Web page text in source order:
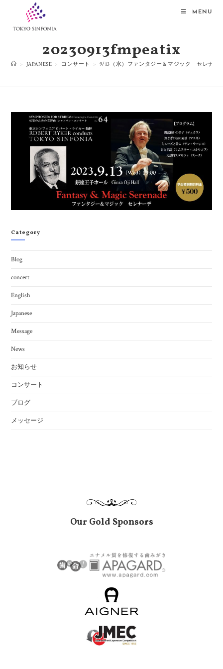
MENU
20230913fmpeatix
> JAPANESE > コンサート > 9/13（水）ファンタジー＆マジック セレナー
Category
Blog
concert
English
Japanese
Message
News
お知らせ
コンサート
ブログ
メッセージ
Our Gold Sponsors